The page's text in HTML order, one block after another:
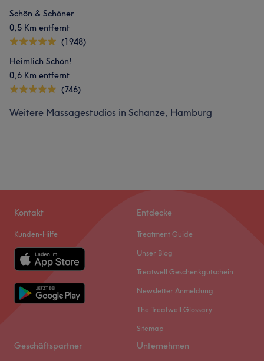
Schön & Schöner
0,5 Km entfernt
(1948)
Heimlich Schön!
0,6 Km entfernt
(746)
Weitere Massagestudios in Schanze, Hamburg
Kontakt
Kunden-Hilfe
Entdecke
Treatment Guide
Unser Blog
Treatwell Geschenkgutschein
Newsletter Anmeldung
The Treatwell Glossary
Sitemap
Geschäftspartner Unternehmen